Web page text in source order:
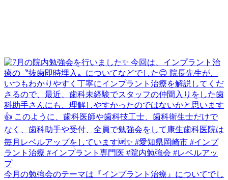
今月の勉強会のテーマは『インプラント治療』についてでし